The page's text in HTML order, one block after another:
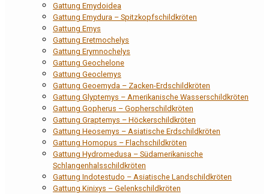
Gattung Emydoidea
Gattung Emydura – Spitzkopfschildkröten
Gattung Emys
Gattung Eretmochelys
Gattung Erymnochelys
Gattung Geochelone
Gattung Geoclemys
Gattung Geoemyda – Zacken-Erdschildkröten
Gattung Glyptemys – Amerikanische Wasserschildkröten
Gattung Gopherus – Gopherschildkröten
Gattung Graptemys – Höckerschildkröten
Gattung Heosemys – Asiatische Erdschildkröten
Gattung Homopus – Flachschildkröten
Gattung Hydromedusa – Südamerikanische
Schlangenhalsschildkröten
Gattung Indotestudo – Asiatische Landschildkröten
Gattung Kinixys – Gelenkschildkröten